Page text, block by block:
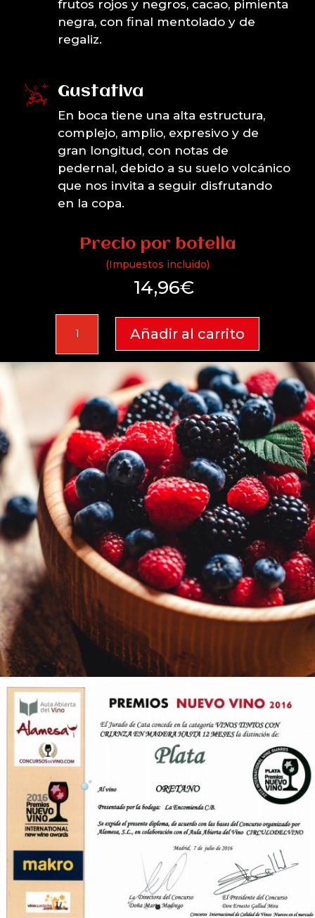
frutos rojos y negros, cacao, pimienta
negra, con final mentolado y de
regaliz.
Gustativa
En boca tiene una alta estructura,
complejo, amplio, expresivo y de
gran longitud, con notas de
pedernal, debido a su suelo volcánico
que nos invita a seguir disfrutando
en la copa.
Precio por botella
(Impuestos incluido)
14,96€
2024
cantidad
Añadir al carrito